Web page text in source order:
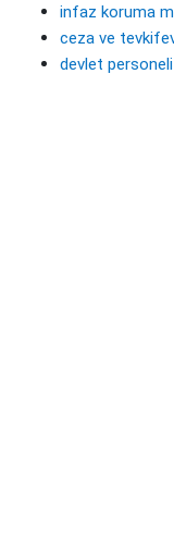
infaz koruma
ceza ve
devlet personeli